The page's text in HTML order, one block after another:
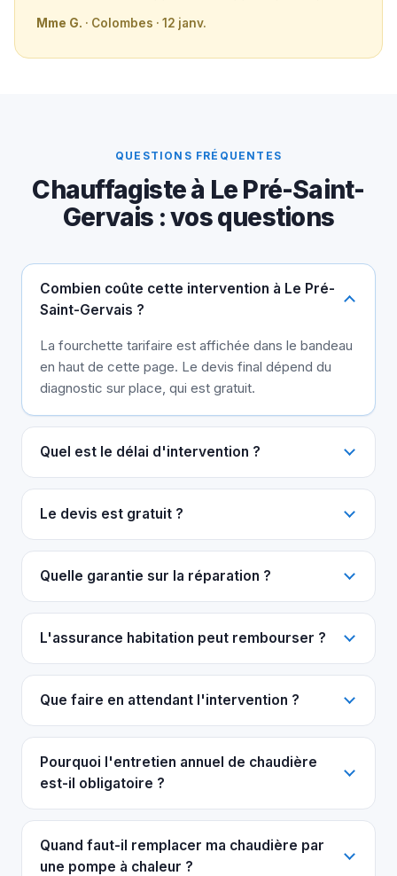
Mme G. · Colombes · 12 janv.
QUESTIONS FRÉQUENTES
Chauffagiste à Le Pré-Saint-
Gervais : vos questions
Combien coûte cette intervention à Le Pré-
Saint-Gervais ?
La fourchette tarifaire est affichée dans le bandeau
en haut de cette page. Le devis final dépend du
diagnostic sur place, qui est gratuit.
Quel est le délai d'intervention ?
Le devis est gratuit ?
Quelle garantie sur la réparation ?
L'assurance habitation peut rembourser ?
Que faire en attendant l'intervention ?
Pourquoi l'entretien annuel de chaudière
est-il obligatoire ?
Quand faut-il remplacer ma chaudière par
une pompe à chaleur ?